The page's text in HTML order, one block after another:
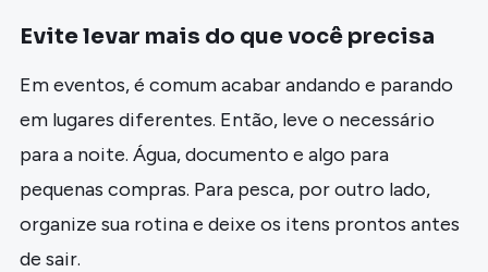
Evite levar mais do que você precisa
Em eventos, é comum acabar andando e parando
em lugares diferentes. Então, leve o necessário
para a noite. Água, documento e algo para
pequenas compras. Para pesca, por outro lado,
organize sua rotina e deixe os itens prontos antes
de sair.